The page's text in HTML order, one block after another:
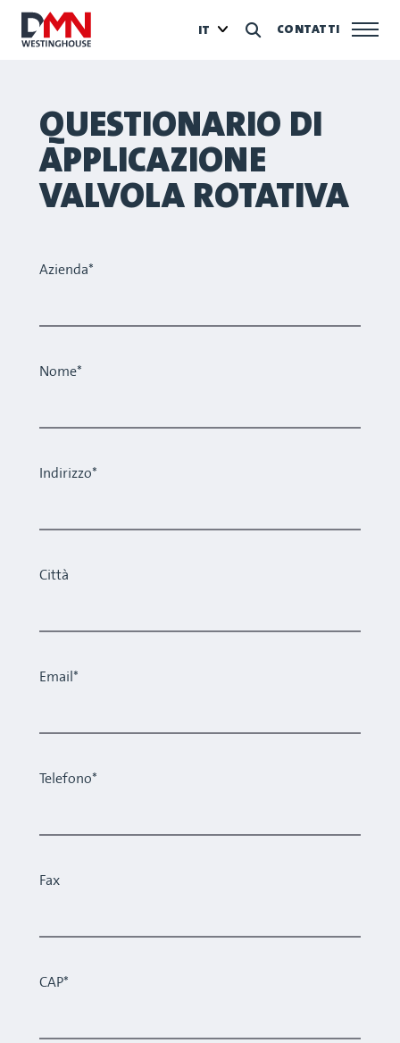
CONTATTI
IT
QUESTIONARIO DI
APPLICAZIONE
VALVOLA ROTATIVA
Azienda*
Nome*
Indirizzo*
Città
Email*
Telefono*
Fax
CAP*